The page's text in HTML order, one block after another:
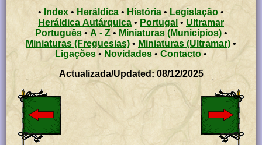
•Index •Heráldica • História • Legislação •
Heráldica Autárquica • Portugal • Ultramar
Português• A - Z• Miniaturas (Municípios)•
Miniaturas (Freguesias) • Miniaturas (Ultramar) •
Ligações • Novidades • Contacto •
Actualizada/Updated: 08/12/2025